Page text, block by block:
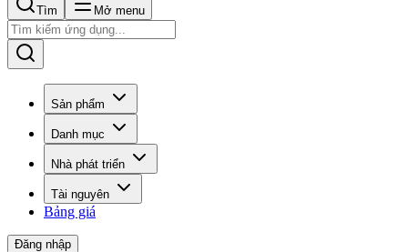
Tìm Mở menu
Sản phẩm
Danh mục
Nhà phát triển
Tài nguyên
Bảng giá
Đăng nhập